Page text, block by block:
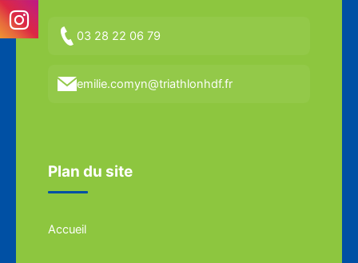
03 28 22 06 79
emilie.comyn@triathlonhdf.fr
Plan du site
Accueil